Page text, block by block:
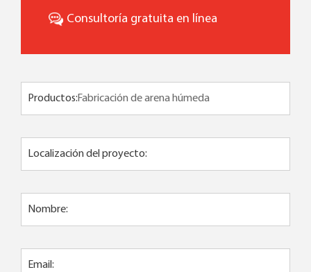
Consultoría gratuita en línea
Productos:
Localización del proyecto:
Nombre:
Email: